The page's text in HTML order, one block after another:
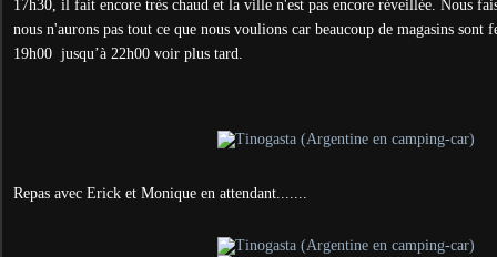
17h30, il fait encore très chaud et la ville n'est pas encore réveillée. Nous
nous n'aurons pas tout ce que nous voulions car beaucoup de magasins sont
19h00 jusqu’à 22h00 voir plus tard.
Repas avec Erick et Monique en attendant.......